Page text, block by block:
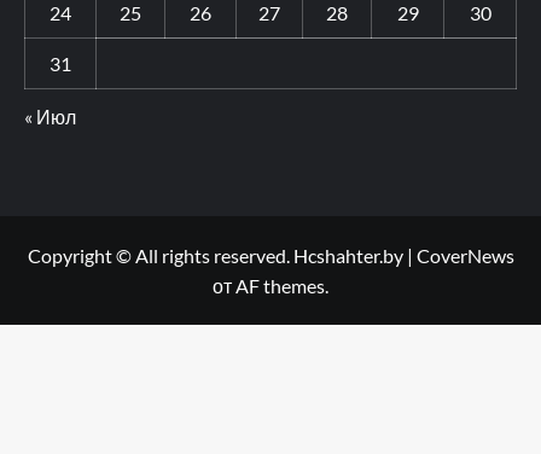
24 25 26 27 28 29 30
31
« Июл
Copyright © All rights reserved. Hcshahter.by | CoverNews
от AF themes.